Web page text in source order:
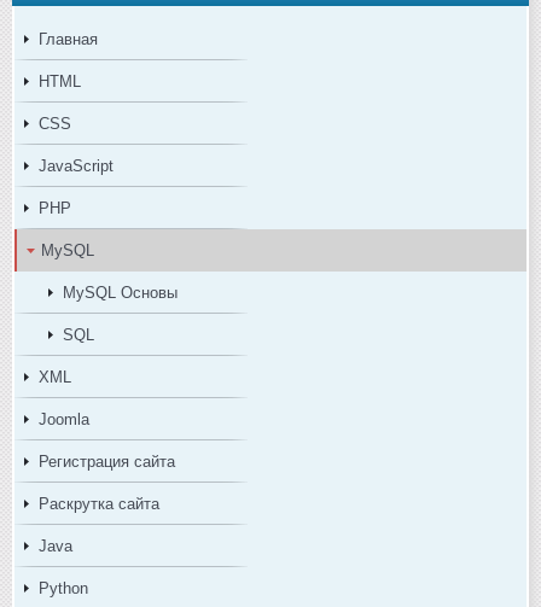
Главная
HTML
CSS
JavaScript
PHP
MySQL
MySQL Основы
SQL
XML
Joomla
Регистрация сайта
Раскрутка сайта
Java
Python